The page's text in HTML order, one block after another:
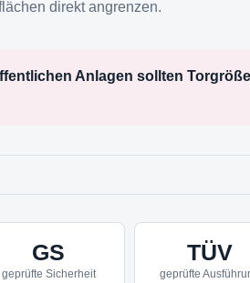
direkt angrenzen.
Anlagen sollten
GS
geprüfte Sicherheit
TÜV
geprüfte